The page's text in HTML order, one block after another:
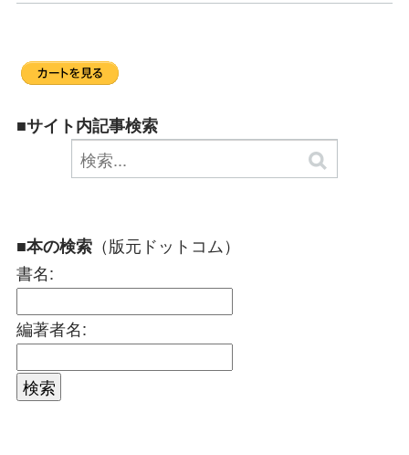
■サイト内記事検索
■本の検索 （版元ドットコム）
書名:
編著者名: